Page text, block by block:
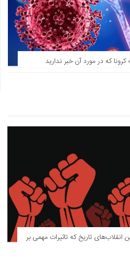
که در مورد آن خبر ندارید
انقلاب‌های تاریخ که تاثیرات مهمی بر